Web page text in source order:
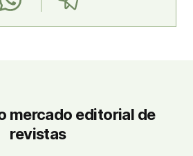
mercado editorial de
revistas